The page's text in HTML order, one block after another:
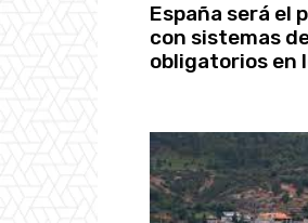
España será el
con sistemas
obligatorios en